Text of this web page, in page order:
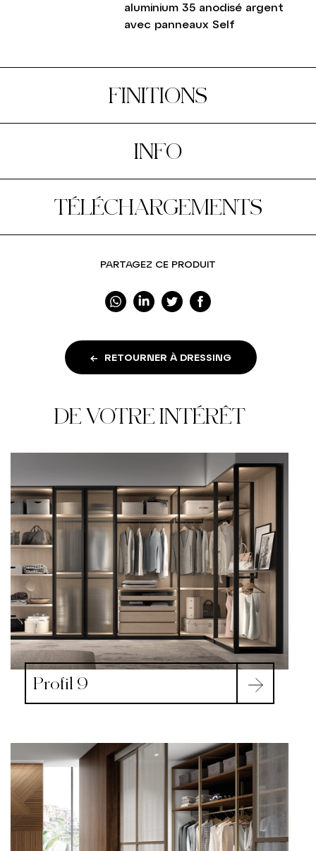
aluminium 35 anodisé argent
avec panneaux Self
FINITIONS
INFO
TÉLÉCHARGEMENTS
PARTAGEZ CE PRODUIT
RETOURNER À DRESSING
DE VOTRE INTÉRÊT
Profil 9